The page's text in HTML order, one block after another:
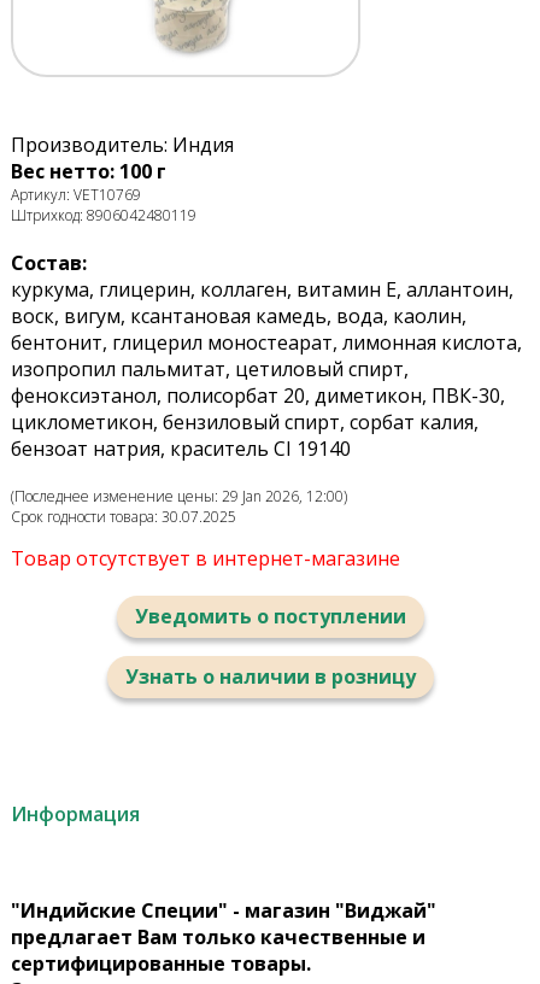
Производитель: Индия
Вес нетто: 100 г
Артикул: VET10769
Штрихкод: 8906042480119
Состав:
куркума, глицерин, коллаген, витамин Е, аллантоин,
воск, вигум, ксантановая камедь, вода, каолин,
бентонит, глицерил моностеарат, лимонная кислота,
изопропил пальмитат, цетиловый спирт,
феноксиэтанол, полисорбат 20, диметикон, ПВК-30,
циклометикон, бензиловый спирт, сорбат калия,
бензоат натрия, краситель CI 19140
(Последнее изменение цены: 29 Jan 2026, 12:00)
Срок годности товара: 30.07.2025
Товар отсутствует в интернет-магазине
Уведомить о поступлении
Узнать о наличии в розницу
Информация
"Индийские Специи" - магазин "Виджай"
предлагает Вам только качественные и
сертифицированные товары.